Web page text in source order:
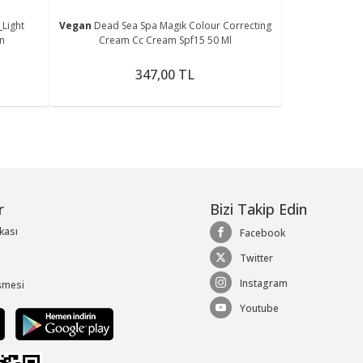
Vegan Dead Sea Spa Magik Colour Correcting
Cream Cc Cream Spf15 50 Ml
347,00 TL
Bizi Takip Edin
Facebook
Twitter
Instagram
Youtube